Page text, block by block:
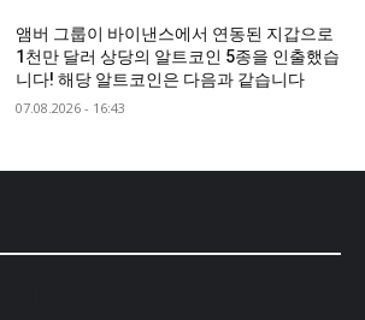
앰버 그룹이 바이낸스에서 연동된 지갑으로
1천만 달러 상당의 알트코인 5종을 인출했습
니다! 해당 알트코인은 다음과 같습니다
07.08.2026 - 16:43